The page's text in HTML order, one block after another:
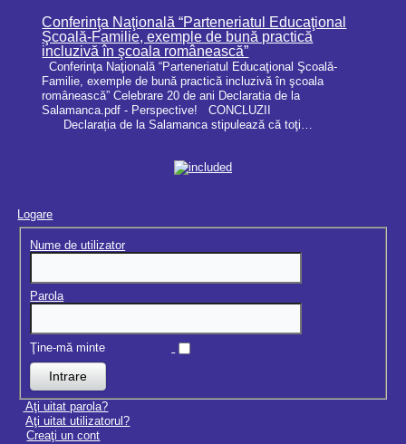
Conferinţa Naţională “Parteneriatul Educaţional
Şcoală-Familie, exemple de bună practică
incluzivă în şcoala românească”
Conferinţa Naţională “Parteneriatul Educaţional Şcoală-
Familie, exemple de bună practică incluzivă în şcoala
românească” Celebrare 20 de ani Declaratia de la
Salamanca.pdf - Perspective! CONCLUZII
Declarația de la Salamanca stipulează că toţi…
Logare
Nume de utilizator
Parola
Ţine-mă minte
Aţi uitat parola?
Aţi uitat utilizatorul?
Creaţi un cont